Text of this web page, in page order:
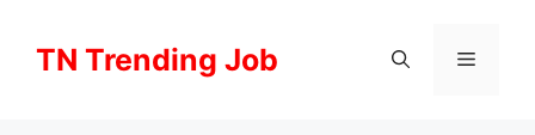
contentTN Trending Job Menu